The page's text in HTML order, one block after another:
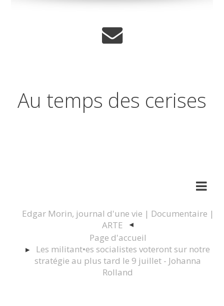
Au temps des cerises
Edgar Morin, journal d'une vie | Documentaire |
ARTE
Page d'accueil
Les militant•es socialistes voteront sur notre
stratégie au plus tard le 9 juillet - Johanna
Rolland